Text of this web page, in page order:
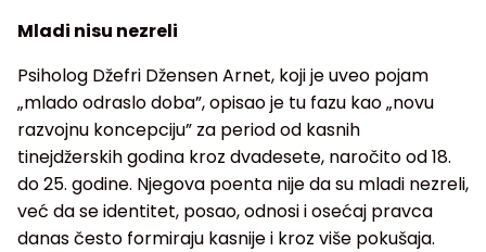
Mladi nisu nezreli
Psiholog Džefri Džensen Arnet, koji je uveo pojam
„mlado odraslo doba”, opisao je tu fazu kao „novu
razvojnu koncepciju” za period od kasnih
tinejdžerskih godina kroz dvadesete, naročito od 18.
do 25. godine. Njegova poenta nije da su mladi nezreli,
već da se identitet, posao, odnosi i osećaj pravca
danas često formiraju kasnije i kroz više pokušaja.